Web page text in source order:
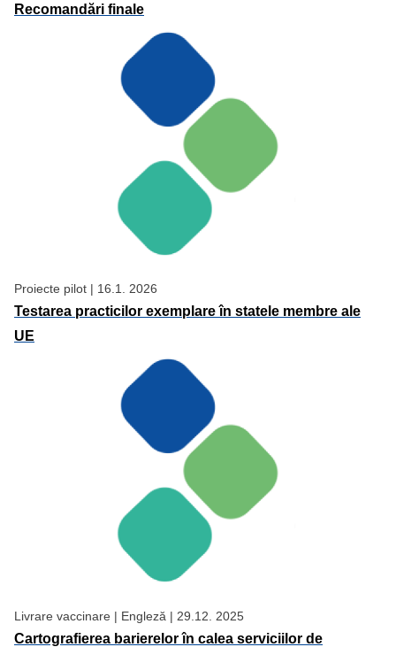
Recomandări finale
Proiecte pilot | 16.1. 2026
Testarea practicilor exemplare în statele membre ale
UE
Livrare vaccinare | Engleză | 29.12. 2025
Cartografierea barierelor în calea serviciilor de